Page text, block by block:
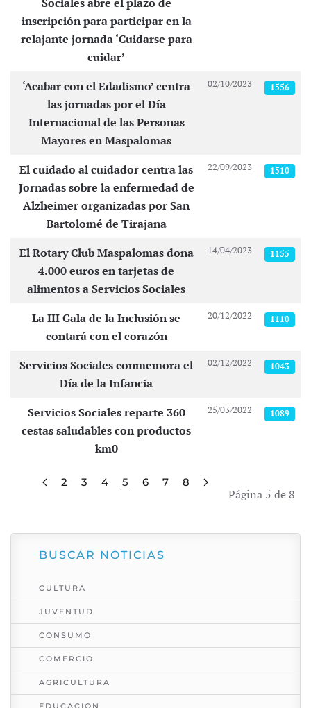
inscripción para participar en la
relajante jornada ‘Cuidarse para
cuidar’
‘Acabar con el Edadismo’ centra
las jornadas por el Día
Internacional de las Personas
Mayores en Maspalomas
02/10/2023 1556
El cuidado al cuidador centra las
Jornadas sobre la enfermedad de
Alzheimer organizadas por San
Bartolomé de Tirajana
22/09/2023 1510
El Rotary Club Maspalomas dona
4.000 euros en tarjetas de
alimentos a Servicios Sociales
14/04/2023 1155
La III Gala de la Inclusión se
contará con el corazón
20/12/2022 1110
Servicios Sociales conmemora el
Día de la Infancia
02/12/2022 1043
Servicios Sociales reparte 360
cestas saludables con productos
km0
25/03/2022 1089
Página 5 de 8
2 3 4 5 6 7 8
BUSCAR NOTICIAS
CULTURA
JUVENTUD
CONSUMO
COMERCIO
AGRICULTURA